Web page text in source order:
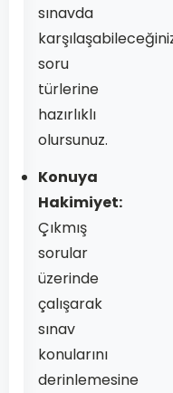
sınavda
soru
türlerine
hazırlıklı
olursunuz.
Konuya
Hakimiyet:
Çıkmış
sorular
üzerinde
çalışarak
sınav
konularını
derinlemesine